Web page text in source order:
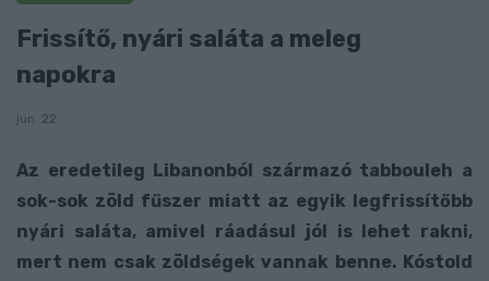
Frissítő, nyári saláta a meleg
napokra
jún. 22
Az eredetileg Libanonból származó tabbouleh a
sok-sok zöld fűszer miatt az egyik legfrissítőbb
nyári saláta, amivel ráadásul jól is lehet rakni,
mert nem csak zöldségek vannak benne. Kóstold